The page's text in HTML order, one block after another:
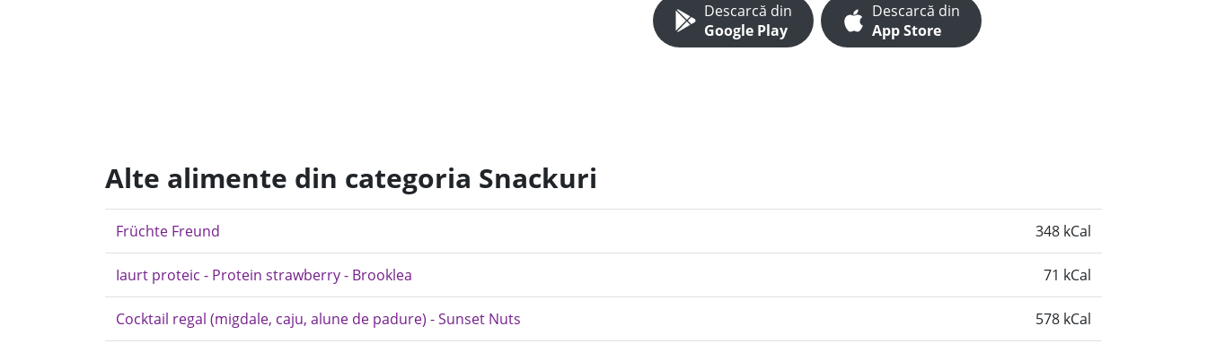
Descarcă din
Google Play
Descarcă din
App Store
Alte alimente din categoria Snackuri
Früchte Freund 348 kCal
Iaurt proteic - Protein strawberry - Brooklea 71 kCal
Cocktail regal (migdale, caju, alune de padure) - Sunset Nuts 578 kCal